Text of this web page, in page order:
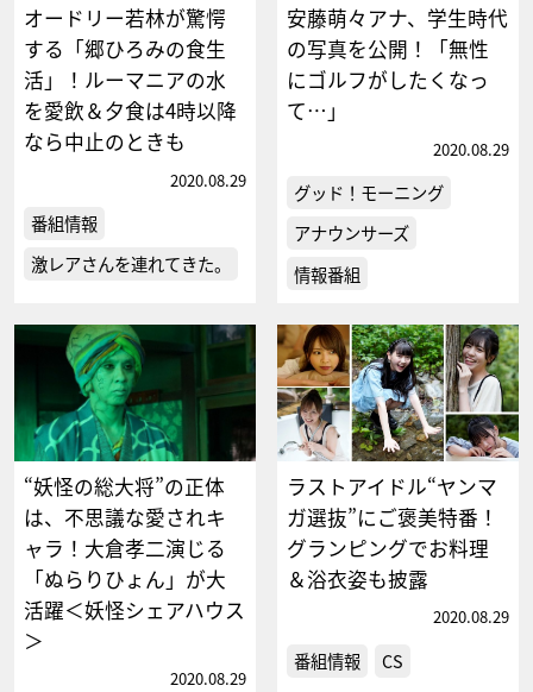
オードリー若林が驚愕
する「郷ひろみの食生
活」！ルーマニアの水
を愛飲＆夕食は4時以降
なら中止のときも
2020.08.29
番組情報
激レアさんを連れてきた。
安藤萌々アナ、学生時代
の写真を公開！「無性
にゴルフがしたくなっ
て…」
2020.08.29
グッド！モーニング
アナウンサーズ
情報番組
“妖怪の総大将”の正体
は、不思議な愛されキ
ャラ！大倉孝二演じる
「ぬらりひょん」が大
活躍＜妖怪シェアハウス
＞
2020.08.29
ラストアイドル“ヤンマ
ガ選抜”にご褒美特番！
グランピングでお料理
＆浴衣姿も披露
2020.08.29
番組情報 CS